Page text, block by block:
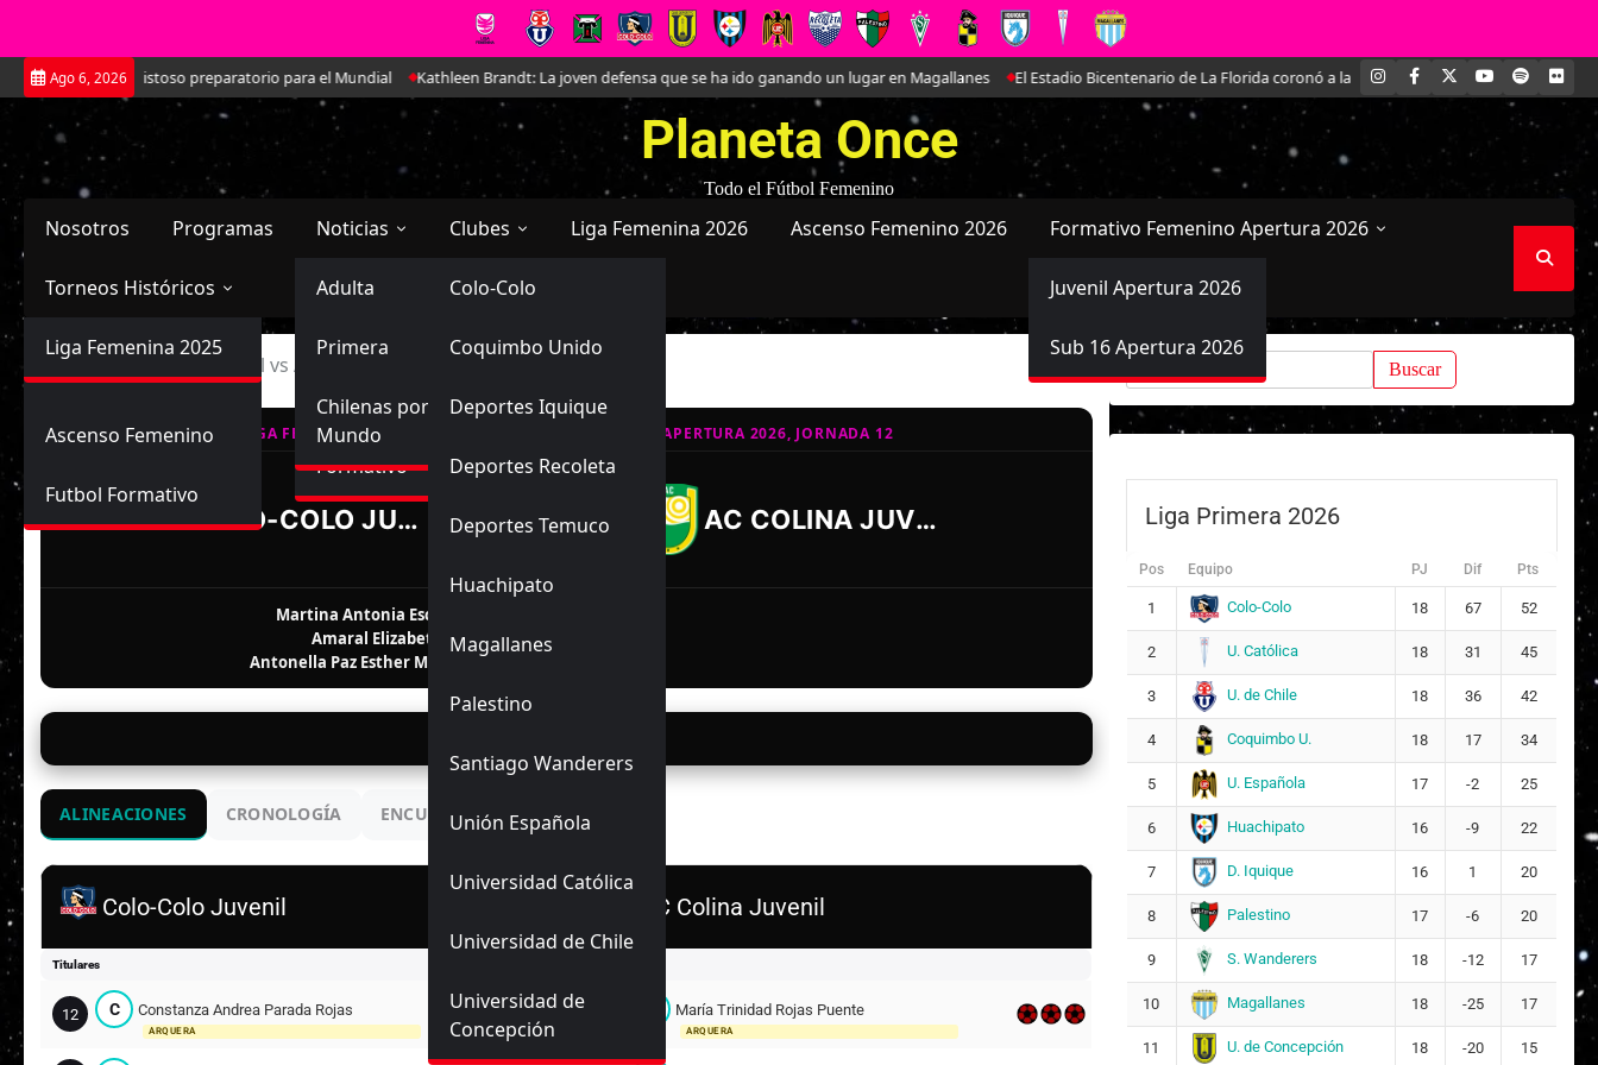
Saltar
al
contenido
Ago 6, 2026
en doble amistoso preparatorio para el Mundial Kathleen Brandt: La joven defensa que se ha ido ganando un lugar en Magallanes El Estadio Bicentenario de La Florida coronó a las campeonas del fútbol formativo
INSTAGRAM
FACEBOOK YOUTUBE
SPOTIFY
Planeta Once
Todo el Fútbol Femenino
Nosotros Programas Noticias
Selección Chilena
Adulta
Sub-20
Sub-17
Futbol Nacional
Primera
Ascenso
Formativo
Futbol Internacional
Chilenas por el
Mundo
Clubes
Primera
Colo-Colo
Coquimbo Unido
Deportes Iquique
Deportes Recoleta
Deportes Temuco
Huachipato
Magallanes
Palestino
Santiago Wanderers
Unión Española
Universidad Católica
Universidad de Chile
Universidad de
Concepción
Ascenso
Liga Femenina 2026 Ascenso Femenino 2026 Formativo Femenino Apertura 2026
Juvenil Apertura 2026
Sub 16 Apertura 2026
Torneos Históricos
Primera División
Femenina
Liga Femenina 2025
Ascenso Femenino
Futbol Formativo
Inicio Colo-Colo Juvenil vs Atlético Colina Juvenil
LIGA FEMENINA, CAMPEONATO FORMATIVO JUVENIL APERTURA 2026, JORNADA 12
COLO-COLO JUVENIL 3 AC COLINA JUVENIL
Martina Antonia Escudero Guajardo
Amaral Elizabeth Farías Torres29'
Antonella Paz Esther Manríquez Cerda
ALINEACIONES CRONOLOGÍA ENCUENTROS ANTERIORES
Colo-Colo Juvenil
Titulares
12 C Constanza Andrea Parada Rojas
ARQUERA
AC Colina Juvenil
María Trinidad Rojas Puente
ARQUERA
Buscar:
Liga Primera 2026
Pos Equipo PJ Dif Pts
1 Colo-Colo 18 67 52
2 U. Católica 18 31 45
3 U. de Chile 18 36 42
4 Coquimbo U. 18 17 34
5 U. Española 17 -2 25
6 Huachipato 16 -9 22
7 D. Iquique 16 1 20
8 Palestino 17 -6 20
9 S. Wanderers 18 -12 17
10 Magallanes 18 -25 17
11 U. de Concepción 18 -20 15